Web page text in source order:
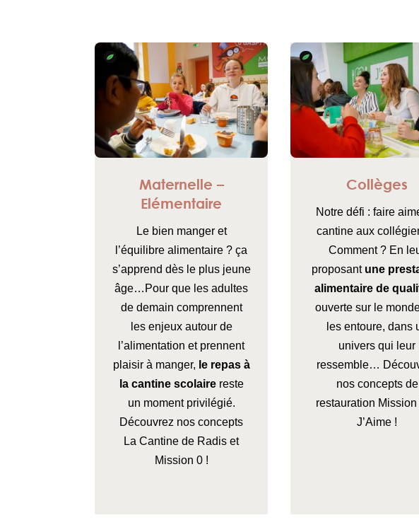
Maternelle –
Elémentaire
Le bien manger et
l’équilibre alimentaire ? ça
s’apprend dès le plus jeune
âge…Pour que les adultes
de demain comprennent
les enjeux autour de
l’alimentation et prennent
plaisir à manger, le repas à
la cantine scolairereste
un moment privilégié.
Découvrez nos concepts
La Cantine de Radis et
Mission 0 !
Collèges
Notre défi : faire
cantine aux
Comment ? En
proposant une
alimentaire de
ouverte sur le
les entoure, dans
univers qui leur
ressemble…
nos concepts de
restauration Mission
J’Aime !